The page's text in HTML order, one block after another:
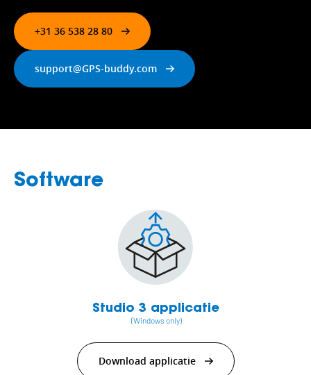
+31 36 538 28 80
support@GPS-buddy.com
Software
Studio 3 applicatie
(Windows only)
Download applicatie